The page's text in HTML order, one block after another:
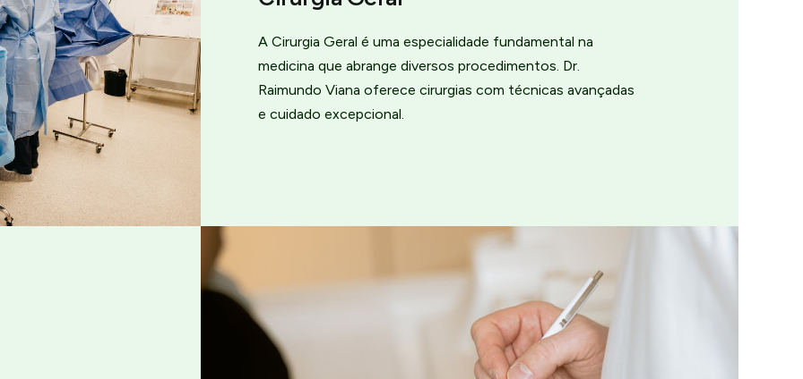
A Cirurgia Geral é uma especialidade fundamental na
medicina que abrange diversos procedimentos. Dr.
Raimundo Viana oferece cirurgias com técnicas avançadas
e cuidado excepcional.